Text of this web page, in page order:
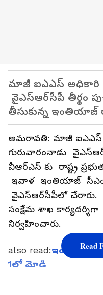
మాజీ ఐఎఎస్ అధికారి
వైఎస్ఆర్‌సీపీ తీర్థం
తీసుకున్న
అమరావతి: మాజీ
గురువారంనాడు
వీఆర్ఎస్ కు రాష్ట్ర
ఇవాళ ఇంతియాజ్ సీఎం
వైఎస్ఆర్‌సీపీలో
సంక్షేమ శాఖ
నిర్వహించారు.
also read:ఇండియాలో
1లో మోడీ
Read